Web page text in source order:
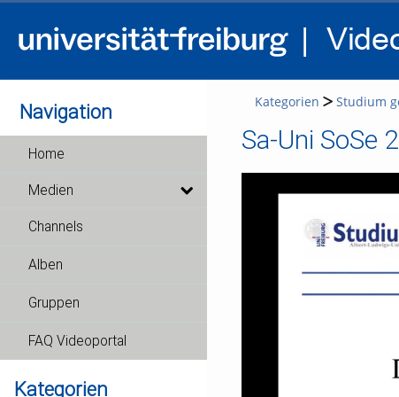
Navigation
Home
Medien
Channels
Alben
Gruppen
FAQ Videoportal
Kategorien
Kategorien Studium
Sa-Uni SoSe